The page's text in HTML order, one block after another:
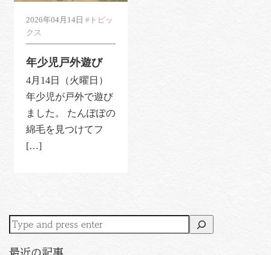
2026年04月14日 #トピッ
クス
年少児戸外遊び
4月14日（火曜日）
年少児が戸外で遊び
ました。 たんぽぽの
綿毛を見つけてフ
[…]
最近の記事